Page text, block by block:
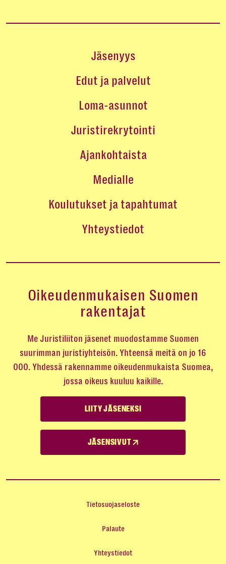
Jäsenyys
Edut ja palvelut
Loma-asunnot
Juristirekrytointi
Ajankohtaista
Medialle
Koulutukset ja tapahtumat
Yhteystiedot
Oikeudenmukaisen Suomen
rakentajat
Me Juristiliiton jäsenet muodostamme Suomen
suurimman juristiyhteisön. Yhteensä meitä on jo 16
000. Yhdessä rakennamme oikeudenmukaista Suomea,
jossa oikeus kuuluu kaikille.
LIITY JÄSENEKSI
JÄSENSIVUT
Tietosuojaseloste
Palaute
Yhteystiedot